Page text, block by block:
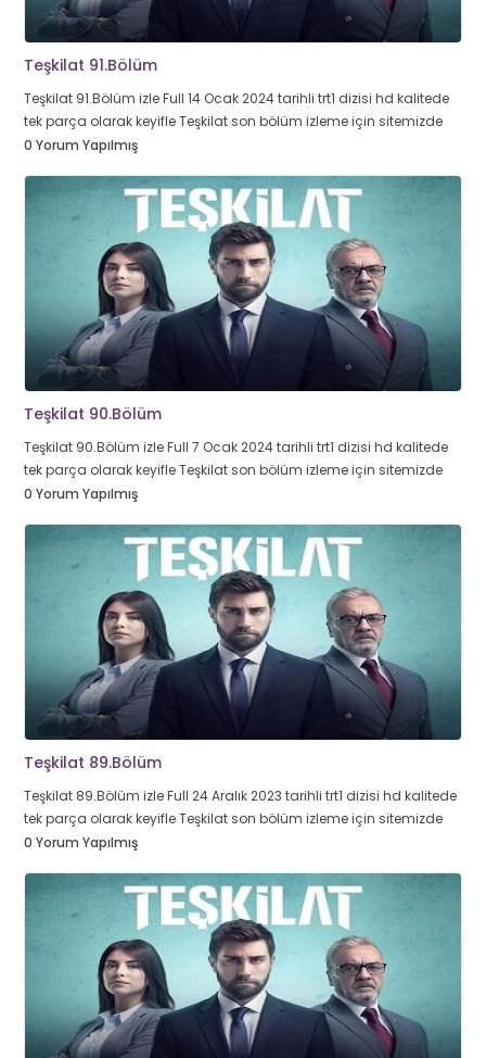
Teşkilat 91.Bölüm
Teşkilat 91.Bölüm izle Full 14 Ocak 2024 tarihli trt1 dizisi hd kalitede
tek parça olarak keyifle Teşkilat son bölüm izleme için sitemizde
0 Yorum Yapılmış
Teşkilat 90.Bölüm
Teşkilat 90.Bölüm izle Full 7 Ocak 2024 tarihli trt1 dizisi hd kalitede
tek parça olarak keyifle Teşkilat son bölüm izleme için sitemizde
0 Yorum Yapılmış
Teşkilat 89.Bölüm
Teşkilat 89.Bölüm izle Full 24 Aralık 2023 tarihli trt1 dizisi hd kalitede
tek parça olarak keyifle Teşkilat son bölüm izleme için sitemizde
0 Yorum Yapılmış